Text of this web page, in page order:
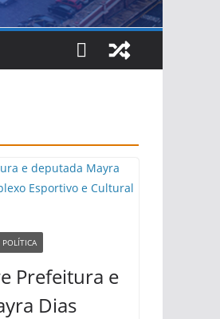
POLÍTICA
Prefeitura e
Dias